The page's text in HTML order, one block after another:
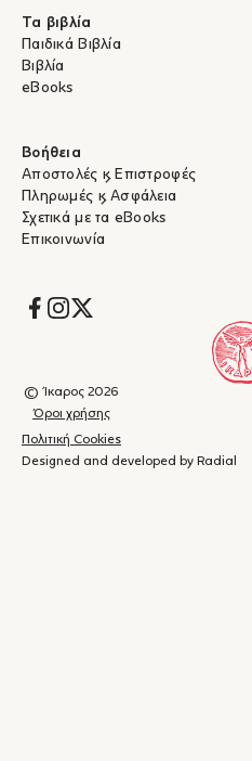
Τα βιβλία
Παιδικά Βιβλία
Βιβλία
eBooks
Βοήθεια
Αποστολές & Επιστροφές
Πληρωμές & Ασφάλεια
Σχετικά με τα eBooks
Επικοινωνία
Socials
© Ίκαρος 2026
Όροι χρήσης
Πολιτική Cookies
Designed and developed by Radial